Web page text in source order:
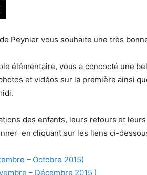
Peynier vous souhaite une très
élémentaire, vous a concocté une
et vidéos sur la première ainsi
des enfants, leurs retours et
en cliquant sur les liens ci-
– Octobre 2015)
– Décembre 2015 )